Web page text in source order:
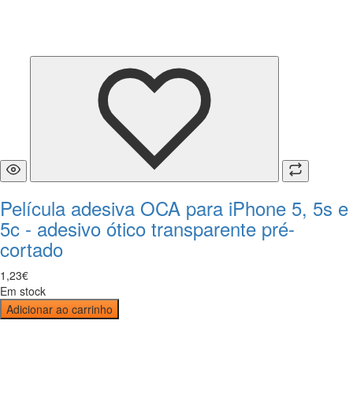
Película adesiva OCA para iPhone 5, 5s e
5c - adesivo ótico transparente pré-
cortado
1 ,23€
Em stock
Adicionar ao carrinho